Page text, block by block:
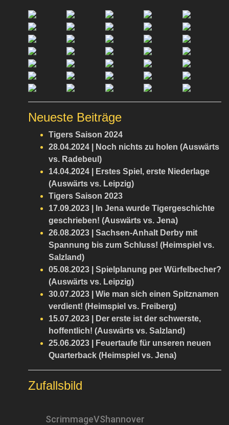
Neueste Beiträge
Tigers Saison 2024
28.04.2024 | Noch nichts zu holen (Auswärts
vs. Radebeul)
14.04.2024 | Erstes Spiel, erste Niederlage
(Auswärts vs. Leipzig)
Tigers Saison 2023
17.09.2023 | In Jena wurde Tigergeschichte
geschrieben! (Auswärts vs. Jena)
26.08.2023 | Sachsen-Anhalt Derby mit
Spannung bis zum Schluss! (Heimspiel vs.
Salzland)
05.08.2023 | Spielplanung per Würfelbecher?
(Auswärts vs. Leipzig)
30.07.2023 | Wie man sich einen Spitznamen
verdient! (Heimspiel vs. Freiberg)
15.07.2023 | Der erste ist der schwerste,
hoffentlich! (Auswärts vs. Salzland)
25.06.2023 | Feuertaufe für unseren neuen
Quarterback (Heimspiel vs. Jena)
Zufallsbild
ScrimmageVShannover